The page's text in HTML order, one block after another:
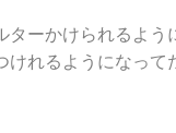
ーかけられるよう
れるようになって